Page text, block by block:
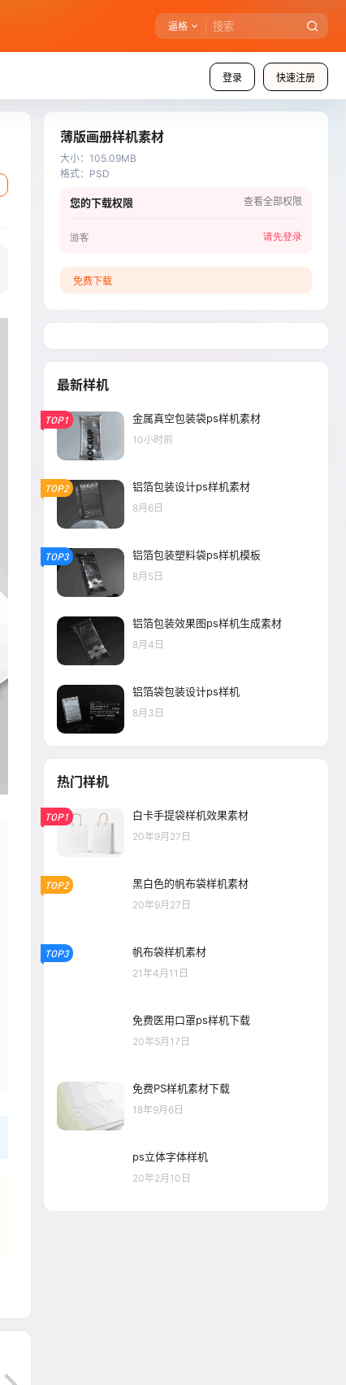
逼格
登录 快速注册
薄版画册样机素材
大小： 105.09MB
格式： PSD
您的下载权限 查看全部权限
游客 请先登录
免费下载
最新样机
TOP1 金属真空包装袋ps样机素材
10小时前
TOP2 铝箔包装设计ps样机素材
8月6日
TOP3 铝箔包装塑料袋ps样机模板
8月5日
铝箔包装效果图ps样机生成素材
8月4日
铝箔袋包装设计ps样机
8月3日
热门样机
TOP1 白卡手提袋样机效果素材
20年9月27日
TOP2 黑白色的帆布袋样机素材
20年9月27日
TOP3 帆布袋样机素材
21年4月11日
免费医用口罩ps样机下载
20年5月17日
免费PS样机素材下载
18年9月6日
ps立体字体样机
20年2月10日